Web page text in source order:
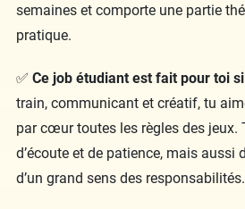
semaines et comporte une partie
pratique.
✅ Ce job étudiant est fait pour toi
train, communicant et créatif, tu
par cœur toutes les règles des jeux.
d’écoute et de patience, mais aussi
d’un grand sens des responsabilités.